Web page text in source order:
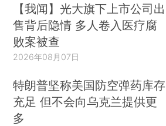
【我闻】光大旗下上市公司出
售背后隐情 多人卷入医疗腐
败案被查
2026年08月07日
特朗普坚称美国防空弹药库存
充足 但不会向乌克兰提供更
多